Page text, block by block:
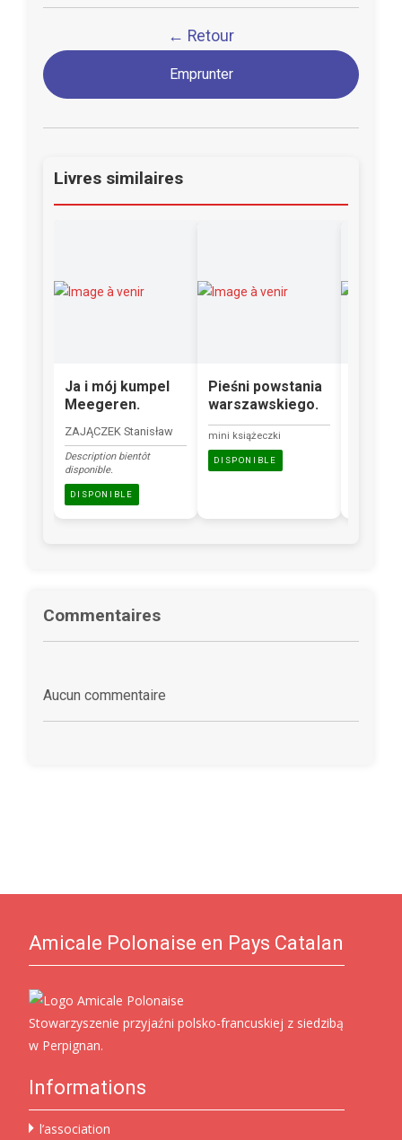
← Retour
Emprunter
Livres similaires
Ja i mój kumpel
Meegeren.
ZAJĄCZEK Stanisław
Description bientôt
disponible.
DISPONIBLE
Pieśni powstania
warszawskiego.
mini książeczki
DISPONIBLE
Commentaires
Aucun commentaire
Amicale Polonaise en Pays Catalan
Stowarzyszenie przyjaźni polsko-francuskiej z siedzibą
w Perpignan.
Informations
l’association